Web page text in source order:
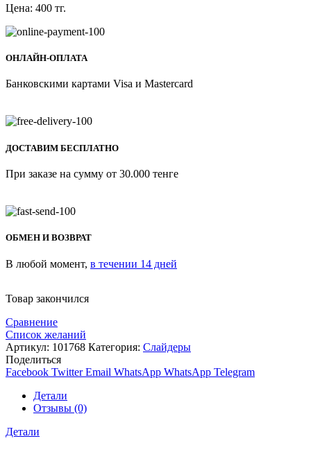
Цена: 400 тг.
ОНЛАЙН-ОПЛАТА
Банковскими картами Visa и Mastercard
ДОСТАВИМ БЕСПЛАТНО
При заказе на сумму от 30.000 тенге
ОБМЕН И ВОЗВРАТ
В любой момент, в течении 14 дней
Товар закончился
Сравнение
Список желаний
Артикул: 101768 Категория: Слайдеры
Поделиться
Facebook Twitter Email WhatsApp WhatsApp Telegram
Детали
Отзывы (0)
Детали